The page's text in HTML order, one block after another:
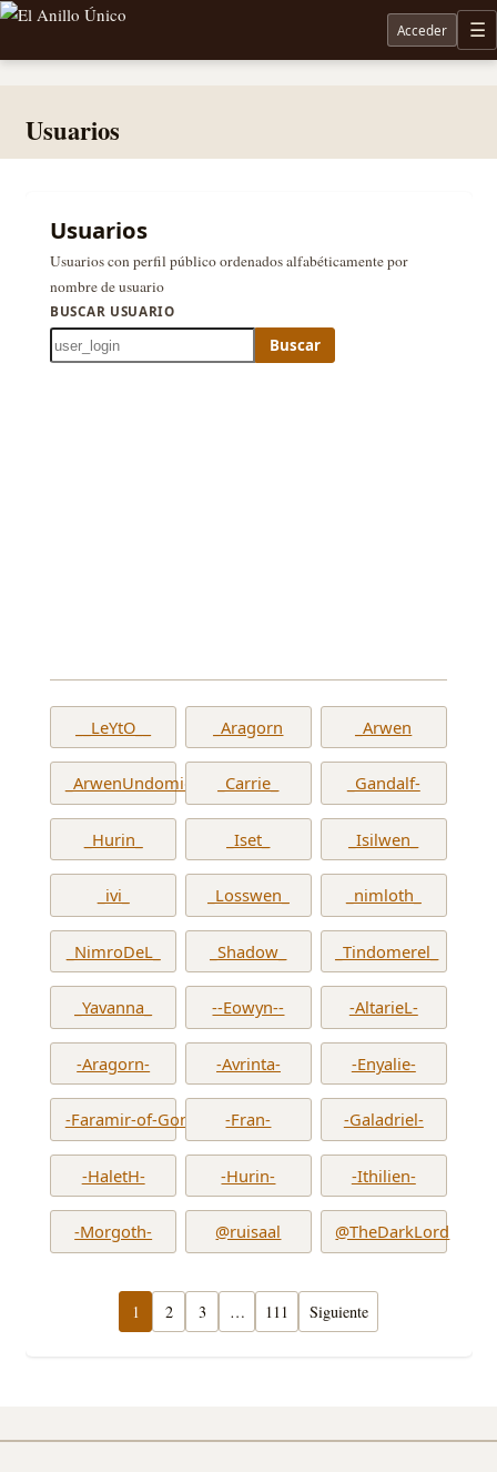
Noticias sobre Tolkien: El Señor de los Anillos, Los Anillos de Poder, La Caza de Gollum, la
Acceder
Usuarios
Usuarios
Usuarios con perfil público ordenados alfabéticamente por
nombre de usuario
BUSCAR USUARIO
Buscar
__LeYtO__ _Aragorn _Arwen
_ArwenUndomiel_ _Carrie_ _Gandalf-
_Hurin_ _Iset_ _Isilwen_
_ivi_ _Losswen_ _nimloth_
_NimroDeL_ _Shadow_ _Tindomerel_
_Yavanna_ --Eowyn-- -AltarieL-
-Aragorn- -Avrinta- -Enyalie-
-Faramir-of-Gondor- -Fran- -Galadriel-
-HaletH- -Hurin- -Ithilien-
-Morgoth- @ruisaal @TheDarkLord
1 2 3 … 111 Siguiente